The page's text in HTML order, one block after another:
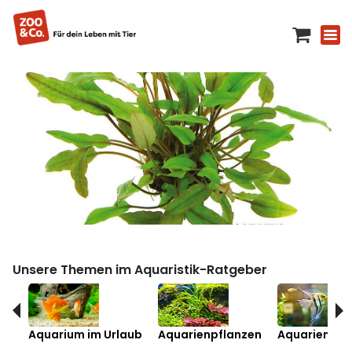
Unsere Themen im Aquaristik-Ratgeber
Aquarium im Urlaub Aquarienpflanzen